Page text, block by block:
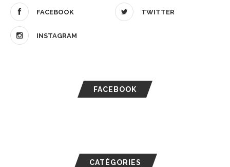
FACEBOOK TWITTER
INSTAGRAM
FACEBOOK
CATÉGORIES